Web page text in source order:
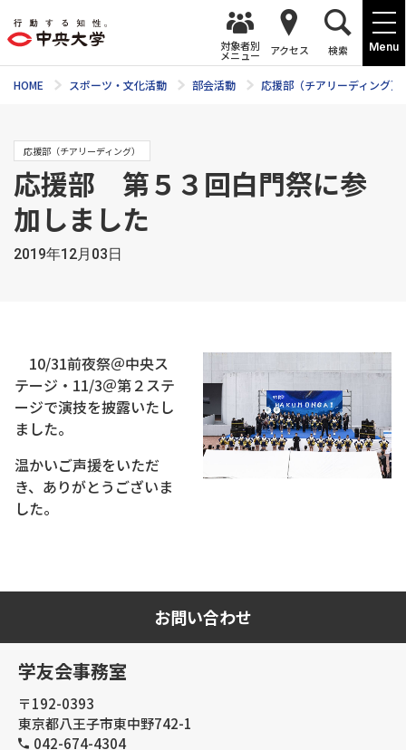
Menu
対象者別
メニュー アクセス 検索
HOME スポーツ・文化活動 部会活動 応援部（チアリーディング）
応援部（チアリーディング）
応援部 第５３回白門祭に参
加しました
2019年12月03日
10/31前夜祭＠中央ス
テージ・11/3＠第２ステ
ージで演技を披露いたし
ました。
温かいご声援をいただ
き、ありがとうございま
した。
お問い合わせ
学友会事務室
〒192-0393
東京都八王子市東中野742-1
042-674-4304